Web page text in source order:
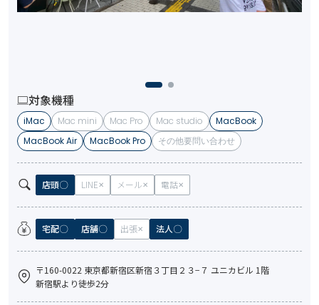
対象機種
iMac Mac mini Mac Pro Mac studio
MacBook
MacBook Air
MacBook Pro その他要問い合わせ
店頭 LINE メール 電話
宅配 店舗 出張 法人
〒160-0022 東京都新宿区新宿３丁目２３−７ ユニカビル 1階
新宿駅より徒歩2分